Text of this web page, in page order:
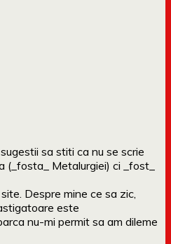
sa stiti ca nu se scrie
(_fosta_ Metalurgiei) ci _fost_
Despre mine ce sa zic,
este
nu-mi permit sa am dileme